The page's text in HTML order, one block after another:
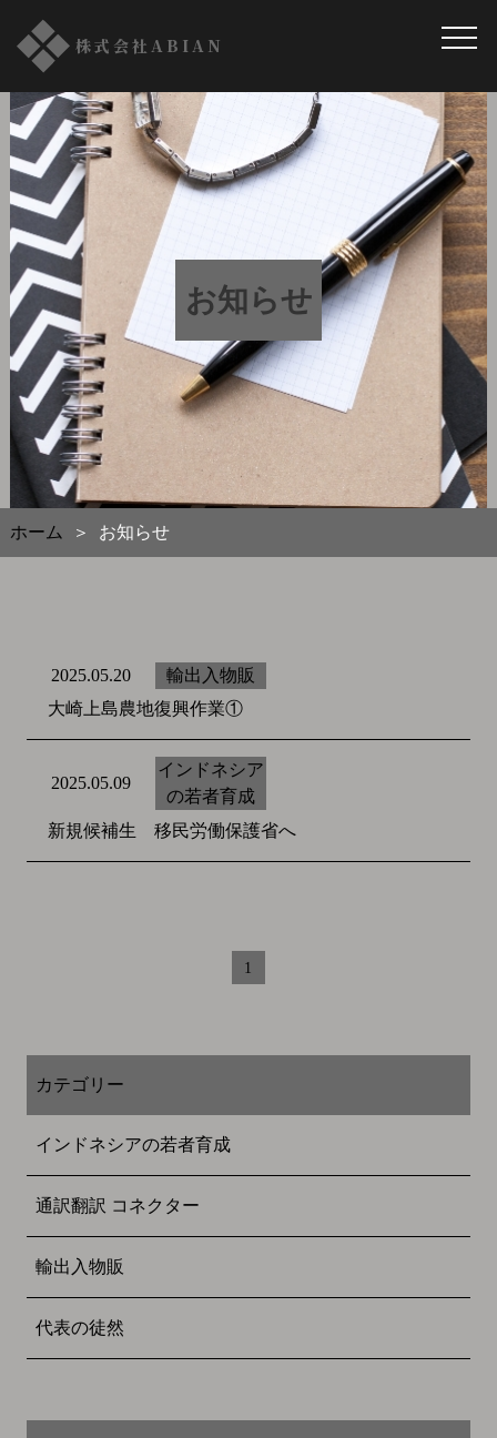
株式会社ABIAN
お知らせ
ホーム ＞ お知らせ
2025.05.20 輸出入物販
大崎上島農地復興作業①
2025.05.09
インドネシア
の若者育成
新規候補生 移民労働保護省へ
1
カテゴリー
インドネシアの若者育成
通訳翻訳 コネクター
輸出入物販
代表の徒然